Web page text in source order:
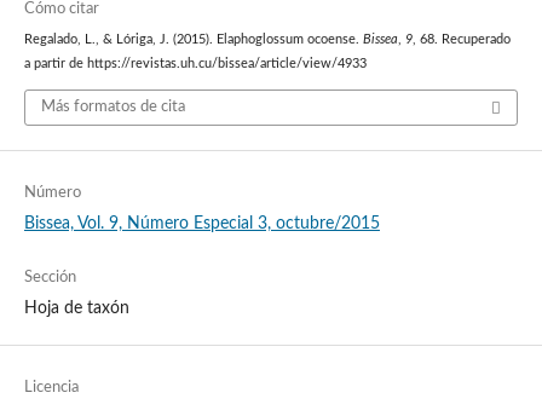
Cómo citar
Regalado, L., & Lóriga, J. (2015). Elaphoglossum ocoense. Bissea, 9, 68. Recuperado
a partir de https://revistas.uh.cu/bissea/article/view/4933
Más formatos de cita
Número
Bissea, Vol. 9, Número Especial 3, octubre/2015
Sección
Hoja de taxón
Licencia